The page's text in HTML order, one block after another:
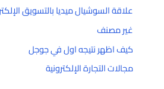
علاقة السوشيال ميديا بالتسويق
غير مصنف
كيف اظهر نتيجه اول في جوجل
مجالات التجارة الإلكترونية